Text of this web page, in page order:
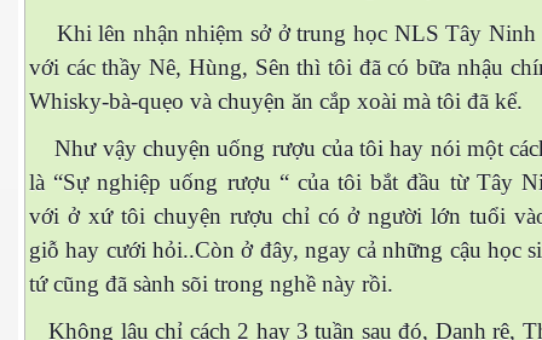
Khi lên nhận nhiệm sở ở trung học NLS Tây Ninh
với các thầy Nê, Hùng, Sên thì tôi đã có bữa nhậu
Whisky-bà-quẹo và chuyện ăn cắp xoài mà tôi đã kể.
Như vậy chuyện uống rượu của tôi hay nói một
là “Sự nghiệp uống rượu “ của tôi bắt đầu từ Tây
với ở xứ tôi chuyện rượu chỉ có ở người lớn tuổi
giỗ hay cưới hỏi..Còn ở đây, ngay cả những cậu học
tứ cũng đã sành sõi trong nghề này rồi.
Không lâu chỉ cách 2 hay 3 tuần sau đó, Danh rê,